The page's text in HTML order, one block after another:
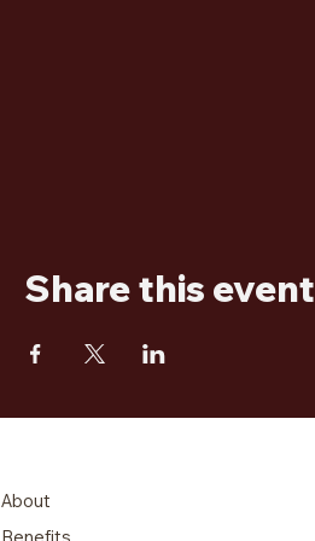
Share this event
About